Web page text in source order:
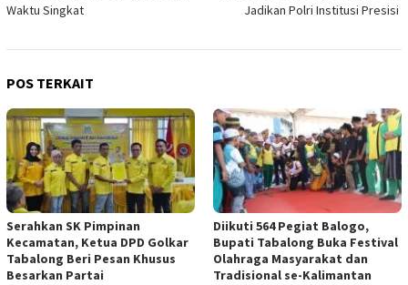
Waktu Singkat
Jadikan Polri Institusi Presisi
POS TERKAIT
Serahkan SK Pimpinan
Kecamatan, Ketua DPD Golkar
Tabalong Beri Pesan Khusus
Besarkan Partai
Diikuti 564 Pegiat Balogo,
Bupati Tabalong Buka Festival
Olahraga Masyarakat dan
Tradisional se-Kalimantan